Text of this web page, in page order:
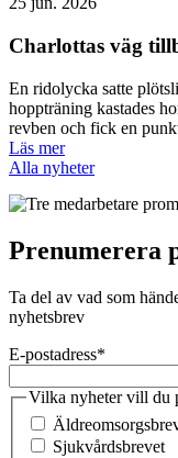
Charlottas väg
En ridolycka satte
hoppträning kastades
revben och fick en
Läs mer
Alla nyheter
Prenumerera
Ta del av vad som
nyhetsbrev
E-postadress*
Vilka nyheter vill du
Sjukvårdsbrevet